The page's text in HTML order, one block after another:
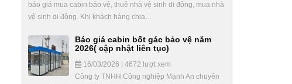
báo giá mua cabin bảo vệ, thuê nhà vệ sinh di động, mua nhà
vệ sinh di động. Khi khách hàng chia…
Báo giá cabin bốt gác bảo vệ năm
2026( cập nhật liên tục)
16/03/2026 | 4672 lượt xem
Công ty TNHH Công nghiệp Mạnh An chuyên